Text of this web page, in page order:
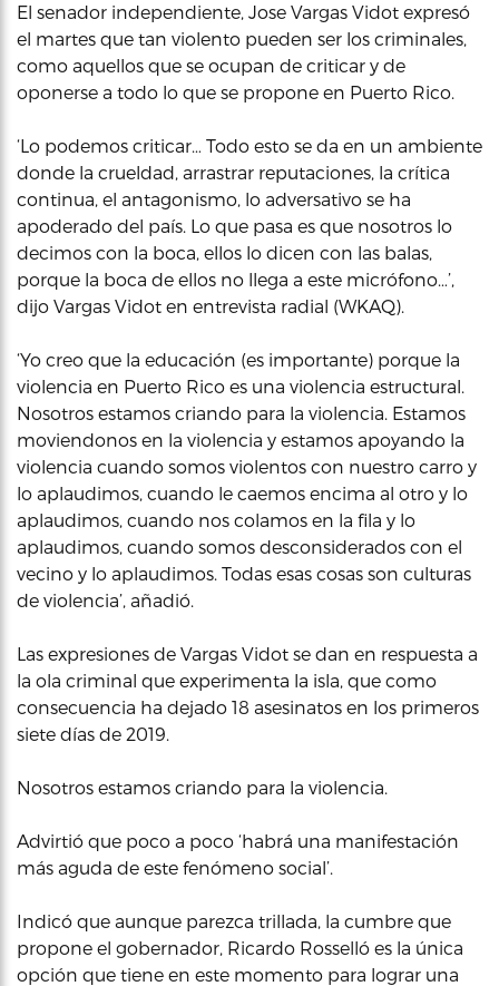
El senador independiente, Jose Vargas Vidot expresó
el martes que tan violento pueden ser los criminales,
como aquellos que se ocupan de criticar y de
oponerse a todo lo que se propone en Puerto Rico.
‘Lo podemos criticar… Todo esto se da en un ambiente
donde la crueldad, arrastrar reputaciones, la crítica
continua, el antagonismo, lo adversativo se ha
apoderado del país. Lo que pasa es que nosotros lo
decimos con la boca, ellos lo dicen con las balas,
porque la boca de ellos no llega a este micrófono…’,
dijo Vargas Vidot en entrevista radial (WKAQ).
‘Yo creo que la educación (es importante) porque la
violencia en Puerto Rico es una violencia estructural.
Nosotros estamos criando para la violencia. Estamos
moviendonos en la violencia y estamos apoyando la
violencia cuando somos violentos con nuestro carro y
lo aplaudimos, cuando le caemos encima al otro y lo
aplaudimos, cuando nos colamos en la fila y lo
aplaudimos, cuando somos desconsiderados con el
vecino y lo aplaudimos. Todas esas cosas son culturas
de violencia’, añadió.
Las expresiones de Vargas Vidot se dan en respuesta a
la ola criminal que experimenta la isla, que como
consecuencia ha dejado 18 asesinatos en los primeros
siete días de 2019.
Nosotros estamos criando para la violencia.
Advirtió que poco a poco ‘habrá una manifestación
más aguda de este fenómeno social’.
Indicó que aunque parezca trillada, la cumbre que
propone el gobernador, Ricardo Rosselló es la única
opción que tiene en este momento para lograr una